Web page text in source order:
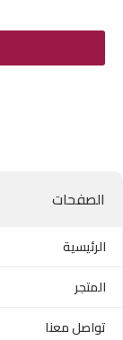
الصفحات
الرئيسية
المتجر
تواصل معنا